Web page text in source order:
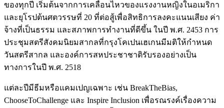
ของทุกปี เริ่มต้นจากการเคลื่อนไหวของแรงงานหญิงในอเมริกา
และยุโรปต้นศตวรรษที่ 20 ที่ต่อสู้เพื่อสิทธิการลงคะแนนเสียง ค่า
จ้างที่เป็นธรรม และสภาพการทำงานที่ดีขึ้น ในปี พ.ศ. 2453 การ
ประชุมสตรีสังคมนิยมสากลที่กรุงโคเปนเฮเกนมีมติให้กำหนด
วันสตรีสากล และองค์การสหประชาชาติรับรองอย่างเป็น
ทางการในปี พ.ศ. 2518
แต่ละปีมีธีมหรือแคมเปญเฉพาะ เช่น BreakTheBias,
ChooseToChallenge และ Inspire Inclusion เพื่อรณรงค์เรื่องความ